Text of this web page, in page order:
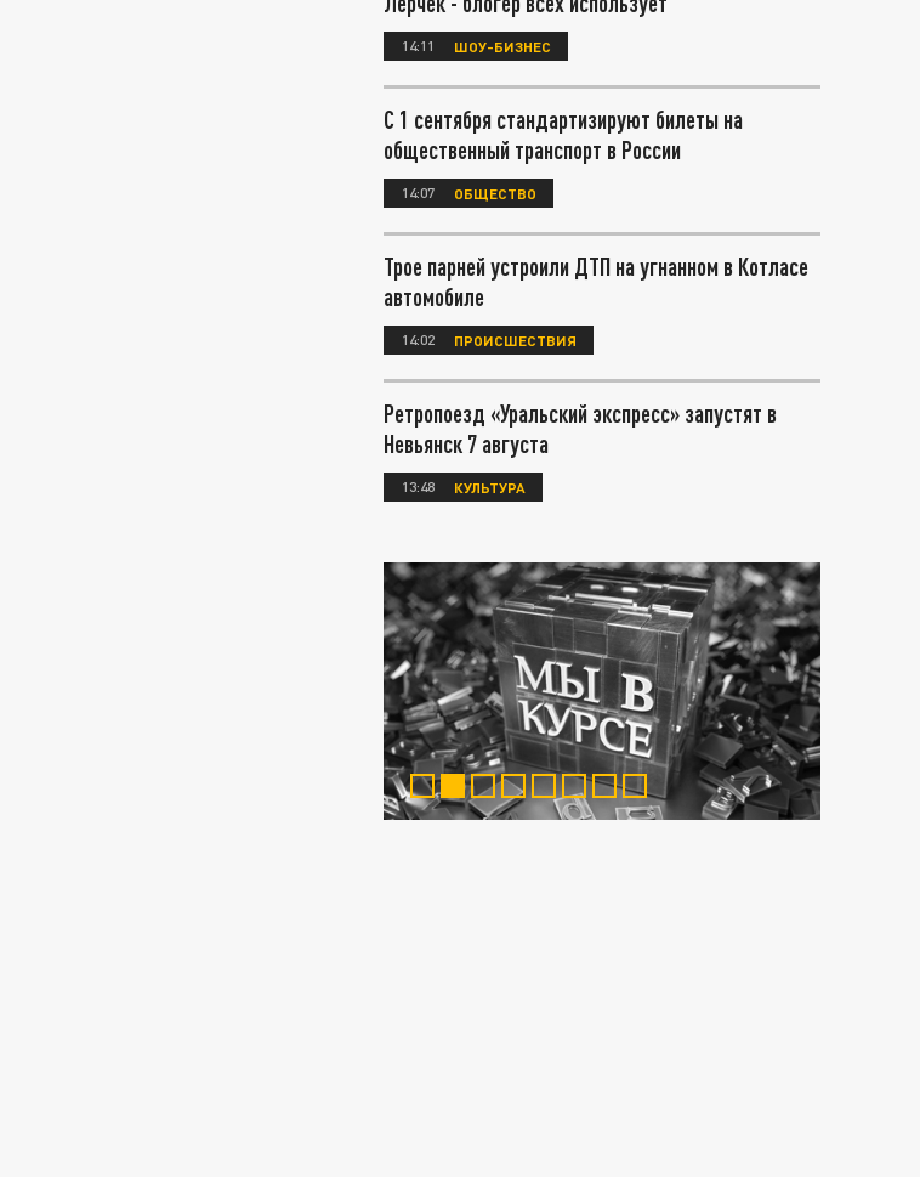
14:11 ШОУ-БИЗНЕС
С 1 сентября стандартизируют билеты на
общественный транспорт в России
14:07 ОБЩЕСТВО
Трое парней устроили ДТП на угнанном в Котласе
автомобиле
14:02 ПРОИСШЕСТВИЯ
Ретропоезд «Уральский экспресс» запустят в
Невьянск 7 августа
13:48 КУЛЬТУРА